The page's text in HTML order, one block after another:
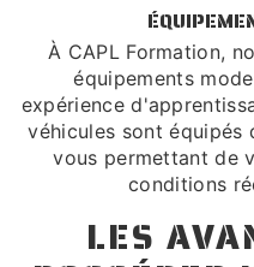
À CAPL Formation,
équipements
expérience
véhicules sont équipés
vous permettant de
conditions
LES